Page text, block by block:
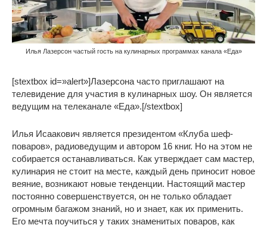
Илья Лазерсон частый гость на кулинарных программах канала «Еда»
[stextbox id=»alert»]Лазерсона часто приглашают на
телевидение для участия в кулинарных шоу. Он является
ведущим на телеканале «Еда».[/stextbox]
Илья Исаакович является президентом «Клуба шеф-
поваров», радиоведущим и автором 16 книг. Но на этом не
собирается останавливаться. Как утверждает сам мастер,
кулинария не стоит на месте, каждый день приносит новое
веяние, возникают новые тенденции. Настоящий мастер
постоянно совершенствуется, он не только обладает
огромным багажом знаний, но и знает, как их применить.
Его мечта поучиться у таких знаменитых поваров, как